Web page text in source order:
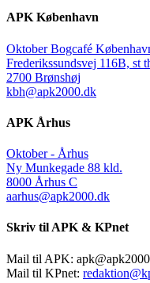
APK København
Oktober Bogcafé
Frederikssundsvej 116B, st
2700 Brønshøj
kbh@apk2000.dk
APK Århus
Oktober - Århus
Ny Munkegade 88 kld.
8000 Århus C
aarhus@apk2000.dk
Skriv til APK & KPnet
Mail til APK:
Mail til KPnet: